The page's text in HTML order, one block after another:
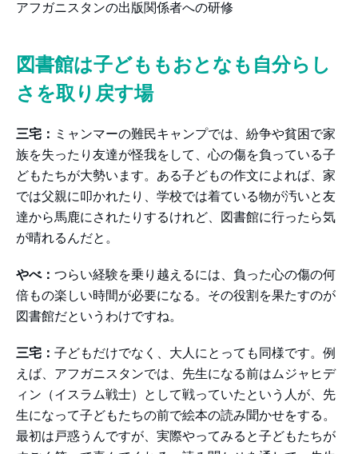
アフガニスタンの出版関係者への研修
図書館は子どももおとなも自分らし
さを取り戻す場
三宅： ミャンマーの難民キャンプでは、紛争や貧困で家
族を失ったり友達が怪我をして、心の傷を負っている子
どもたちが大勢います。ある子どもの作文によれば、家
では父親に叩かれたり、学校では着ている物が汚いと友
達から馬鹿にされたりするけれど、図書館に行ったら気
が晴れるんだと。
やべ： つらい経験を乗り越えるには、負った心の傷の何
倍もの楽しい時間が必要になる。その役割を果たすのが
図書館だというわけですね。
三宅： 子どもだけでなく、大人にとっても同様です。例
えば、アフガニスタンでは、先生になる前はムジャヒデ
ィン（イスラム戦士）として戦っていたという人が、先
生になって子どもたちの前で絵本の読み聞かせをする。
最初は戸惑うんですが、実際やってみると子どもたちが